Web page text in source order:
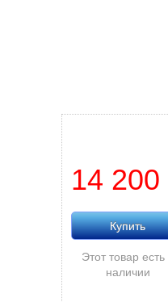
14 200
Купить
Этот товар есть
наличии